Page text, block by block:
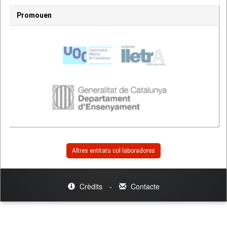
Promouen
Altres entitats col·laboradores
Crèdits - Contacte